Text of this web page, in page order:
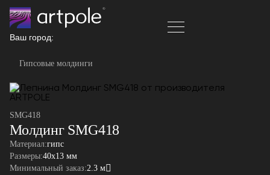
Ваш город:
Гипсовые молдинги
SMG418
Молдинг SMG418
Материал:гипс
Размеры:40x13 мм
Минимальный заказ:2.3 м